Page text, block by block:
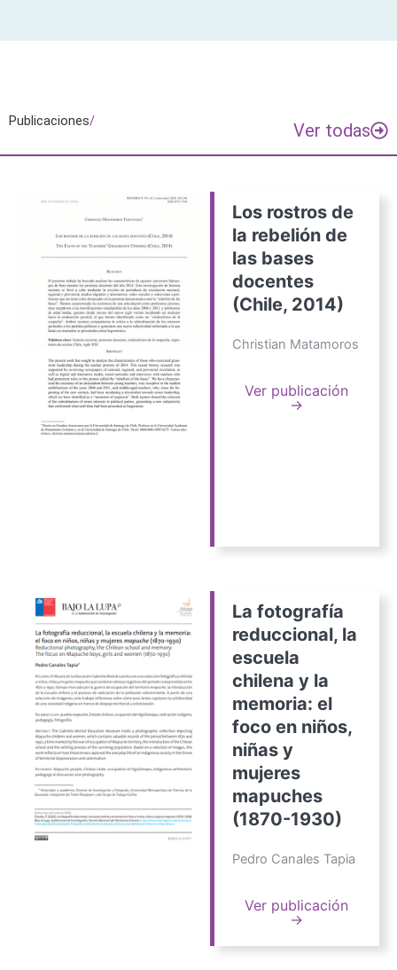
Publicaciones/ Ver todas
Los rostros de
la rebelión de
las bases
docentes
(Chile, 2014)
Christian Matamoros
Ver publicación
→
La fotografía
reduccional, la
escuela
chilena y la
memoria: el
foco en niños,
niñas y
mujeres
mapuches
(1870-1930)
Pedro Canales Tapia
Ver publicación
→